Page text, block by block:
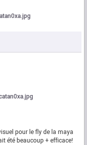
pour le fly de la maya
été beaucoup + efficace!